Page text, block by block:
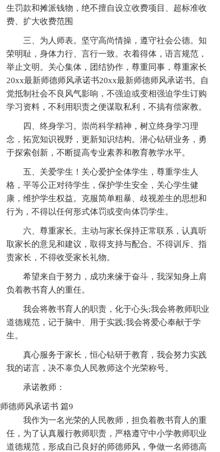
生罚款和摊派钱物，绝不擅自设立收费项目、超标准收
费、扩大收费范围
三、为人师表。坚守高尚情操，遵守社会公德。知
荣明耻，身体力行、言行一致。衣着得体，语言规范，
举止文明。关心集体，团结协作，尊重同事，尊重家长
20xx最新师德师风承诺书20xx最新师德师风承诺书。自
觉抵制社会不良风气影响，不强迫或变相强迫学生订购
学习资料，不利用职责之便谋取私利，不搞有偿家教。
四、终身学习。崇尚科学精神，树立终身学习理
念，拓宽知识视野，更新知识结构。潜心钻研业务，勇
于探索创新，不断提高专业素养和教育教学水平。
五、关爱学生！关心爱护全体学生，尊重学生人
格，平等公正对待学生，保护学生安全，关心学生健
康，维护学生权益。克服简单粗暴、歧视差生的思想和
行为，不得以任何形式体罚或变向体罚学生。
六、尊重家长。主动与家长保持正常联系，认真听
取家长的意见和建议，取得支持与配合。不得训斥、指
责家长，不得收受家长礼物。
希望来自于努力，成功来缘于奋斗，我深知身上肩
负着教书育人的重任。
我会将教书育人的职责，化于心头;我会将教师职业
道德规范，记于脑中、用于实践;我会将爱心奉献于学
生。
真心服务于家长，恒心钻研于教育，我会努力实践
我的诺言，决不辜负人民教师这个光荣称号。
承诺教师：
师德师风承诺书 篇9
我作为一名光荣的人民教师，担负着教书育人的重
任，为了认真履行教师职责，严格遵守中小学教师职业
道德规范，形成自己良好的师德师风，争做一名师德高